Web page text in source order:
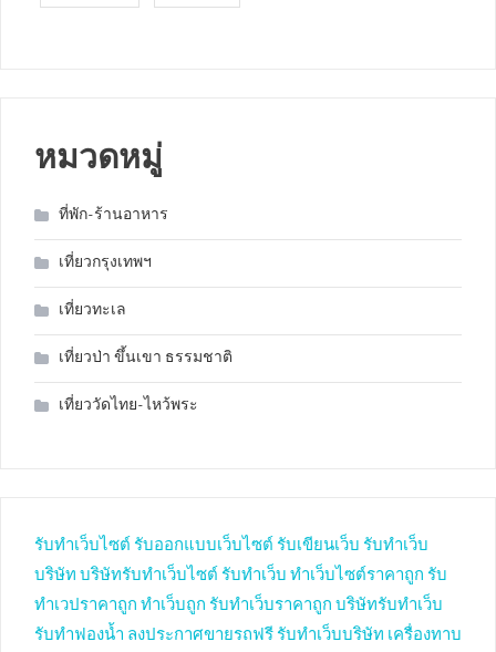
หมวดหมู่
ที่พัก-ร้านอาหาร
เที่ยวกรุงเทพฯ
เที่ยวทะเล
เที่ยวป่า ขึ้นเขา ธรรมชาติ
เที่ยววัดไทย-ไหว้พระ
รับทำเว็บไซต์ รับออกแบบเว็บไซต์ รับเขียนเว็บ รับทำเว็บ
บริษัท บริษัทรับทำเว็บไซต์ รับทำเว็บ ทำเว็บไซต์ราคาถูก รับ
ทำเวปราคาถูก ทำเว็บถูก รับทำเว็บราคาถูก บริษัทรับทำเว็บ
รับทำฟองน้ำ ลงประกาศขายรถฟรี รับทำเว็บบริษัท เครื่องทาบ